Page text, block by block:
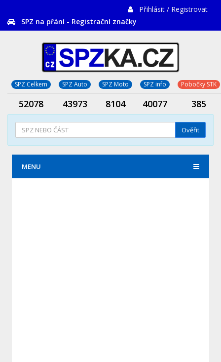
Přihlásit / Registrovat
SPZ na přání - Registrační značky
SPZ Celkem SPZ Auto SPZ Moto SPZ info Pobočky STK
52078 43973 8104 40077 385
Ověřit
MENU